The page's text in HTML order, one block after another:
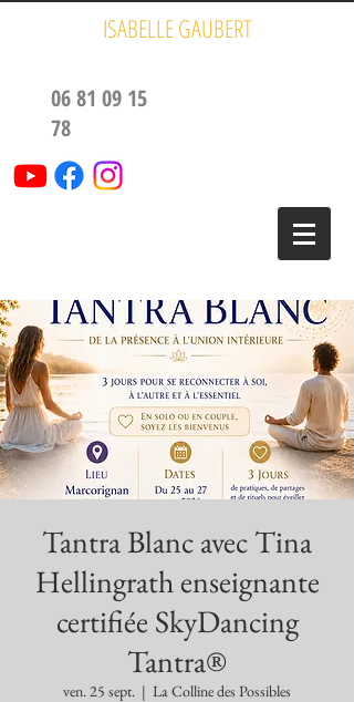
ISABELLE GAUBERT
06 81 09 15
78
Tantra Blanc avec Tina
Hellingrath enseignante
certifiée SkyDancing
Tantra®
ven. 25 sept.
  |
La Colline des Possibles